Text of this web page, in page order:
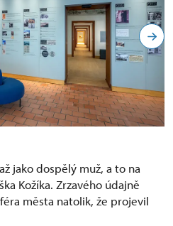
jako dospělý muž, a to na
Kožíka. Zrzavého údajně
města natolik, že projevil